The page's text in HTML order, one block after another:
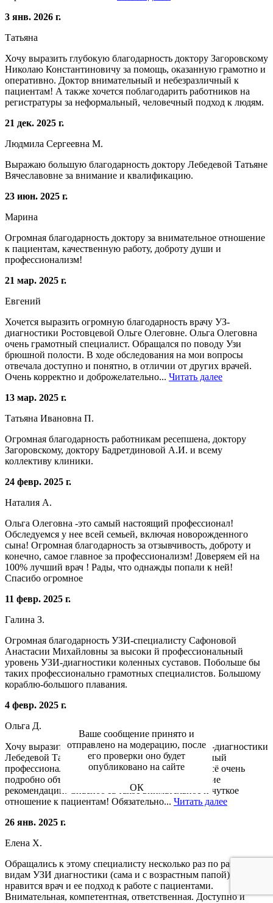
3 янв. 2026 г.
Татьяна
Хочу выразить глубокую благодарность доктору Загоровскому
Николаю Константиновичу за помощь, оказанную грамотно и
оперативно. Доктор внимательный и небезразличный к
пациентам! А также хочется поблагодарить работников на
регистратуры за неформальный, человечный подход к людям.
21 дек. 2025 г.
Людмила Сергеевна М.
Выражаю большую благодарность доктору Лебедевой Татьяне
Вячеславовне за внимание и квалификацию.
23 июн. 2025 г.
Марина
Огромная благодарность доктору за внимательное отношение
к пациентам, качественную работу, доброту души и
профессионализм!
21 мар. 2025 г.
Евгений
Хочется выразить огромную благодарность врачу УЗ-
диагностики Ростовцевой Ольге Олеговне. Ольга Олеговна
очень грамотный специалист. Обращался по поводу Узи
брюшной полости. В ходе обследования на мои вопросы
отвечала доступно и понятно, в отличии от других врачей.
Очень корректно и доброжелательно... Читать далее
13 мар. 2025 г.
Татьяна Ивановна П.
Огромная благодарность работникам ресепшена, доктору
Загоровскому, доктору Бадретдиновой А.И. и всему
коллективу клиники.
24 февр. 2025 г.
Наталия А.
Ольга Олеговна -это самый настоящий профессионал!
Обследуемся у нее всей семьей, включая новорожденного
сына! Огромная благодарность за отзывчивость, доброту и
конечно, самое главное за профессионализм! Доверяем ей на
100% лучший врач ! Рады, что однажды попали к ней!
Спасибо огромное
11 февр. 2025 г.
Галина З.
Огромная благодарность УЗИ-специалисту Сафоновой
Анастасии Михайловны за высоки й профессиональный
уровень УЗИ-диагностики коленных суставов. Побольше бы
таких профессионально грамотных специалистов. Большому
кораблю-большого плавания.
4 февр. 2025 г.
Ольга Д.
Хочу выразить огромную благодарность врачу уз-диагностики
Лебедевой Татьяне Вячеславовне за её несомненный
профессионализм и ответственное отношение. Всё очень
подробно объяснила, успокоила и дала дальнейшие
рекомендации. Спасибо за такое внимательное и чуткое
отношение к пациентам! Обязательно... Читать далее
26 янв. 2025 г.
Елена Х.
Обращались к этому специалисту несколько раз по разным
видам УЗИ диагностики (сама и с возрастным папой). Очень
нравится врач и ее подход к работе с пациентами.
Внимательная, компетентная, ответственная. Доступно и
Ваше сообщение принято и
отправлено на модерацию, после
его проверки оно будет
опубликовано на сайте
ОК